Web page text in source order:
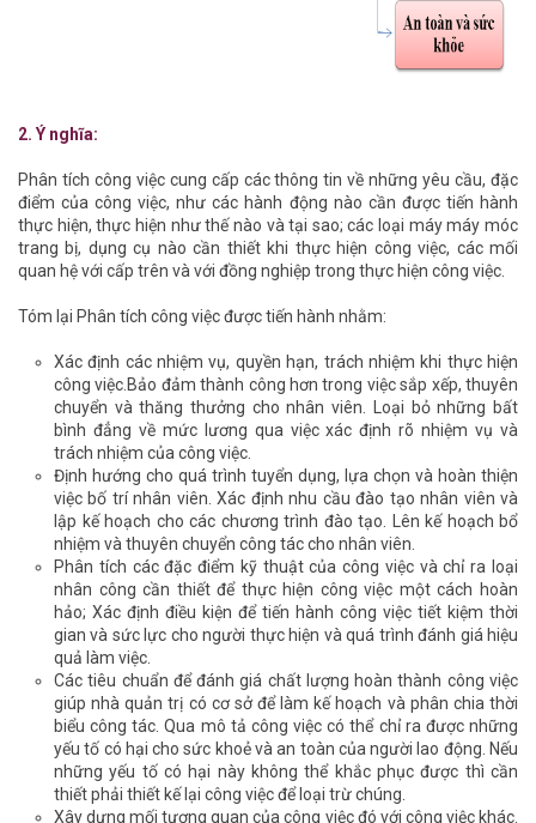
2. Ý nghĩa:
Phân tích công việc cung cấp các thông tin về những yêu cầu, đặc
điểm của công việc, như các hành động nào cần được tiến hành
thực hiện, thực hiện như thế nào và tại sao; các loại máy máy móc
trang bị, dụng cụ nào cần thiết khi thực hiện công việc, các mối
quan hệ với cấp trên và với đồng nghiệp trong thực hiện công việc.
Tóm lại Phân tích công việc được tiến hành nhằm:
Xác định các nhiệm vụ, quyền hạn, trách nhiệm khi thực hiện
công việc.Bảo đảm thành công hơn trong việc sắp xếp, thuyên
chuyển và thăng thưởng cho nhân viên. Loại bỏ những bất
bình đẳng về mức lương qua việc xác định rõ nhiệm vụ và
trách nhiệm của công việc.
Định hướng cho quá trình tuyển dụng, lựa chọn và hoàn thiện
việc bố trí nhân viên. Xác định nhu cầu đào tạo nhân viên và
lập kế hoạch cho các chương trình đào tạo. Lên kế hoạch bổ
nhiệm và thuyên chuyển công tác cho nhân viên.
Phân tích các đặc điểm kỹ thuật của công việc và chỉ ra loại
nhân công cần thiết để thực hiện công việc một cách hoàn
hảo; Xác định điều kiện để tiến hành công việc tiết kiệm thời
gian và sức lực cho người thực hiện và quá trình đánh giá hiệu
quả làm việc.
Các tiêu chuẩn để đánh giá chất lượng hoàn thành công việc
giúp nhà quản trị có cơ sở để làm kế hoạch và phân chia thời
biểu công tác. Qua mô tả công việc có thể chỉ ra được những
yếu tố có hại cho sức khoẻ và an toàn của người lao động. Nếu
những yếu tố có hại này không thể khắc phục được thì cần
thiết phải thiết kế lại công việc để loại trừ chúng.
Xây dựng mối tương quan của công việc đó với công việc khác.